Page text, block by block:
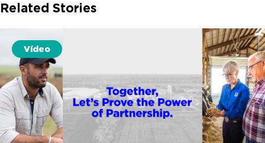
Related Stories
Vídeo